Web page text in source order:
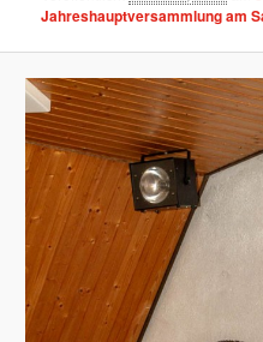
Jahreshauptversammlung am